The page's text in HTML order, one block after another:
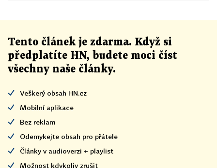
Tento článek je zdarma. Když si
předplatíte HN, budete moci číst
všechny naše články.
Veškerý obsah HN.cz
Mobilní aplikace
Bez reklam
Odemykejte obsah pro přátele
Články v audioverzi + playlist
Možnost kdykoliv zrušit